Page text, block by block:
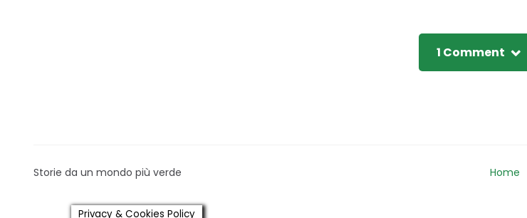
1 Comment
Storie da un mondo più verde Home
Privacy & Cookies Policy